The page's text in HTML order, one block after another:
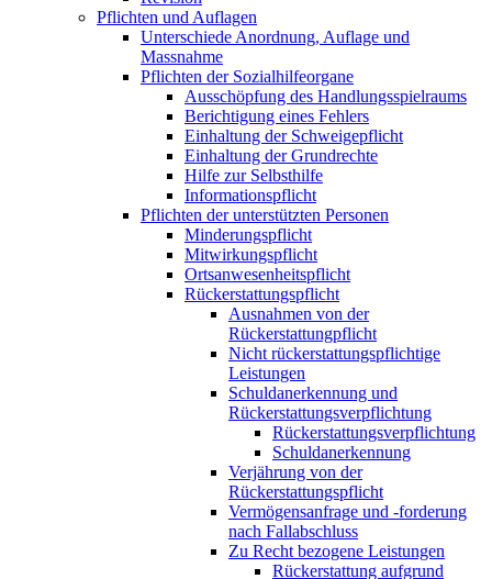
Pflichten und Auflagen
Unterschiede Anordnung, Auflage und
Massnahme
Pflichten der Sozialhilfeorgane
Ausschöpfung des Handlungsspielraums
Berichtigung eines Fehlers
Einhaltung der Schweigepflicht
Einhaltung der Grundrechte
Hilfe zur Selbsthilfe
Informationspflicht
Pflichten der unterstützten Personen
Minderungspflicht
Mitwirkungspflicht
Ortsanwesenheitspflicht
Rückerstattungspflicht
Ausnahmen von der
Rückerstattungpflicht
Nicht rückerstattungspflichtige
Leistungen
Schuldanerkennung und
Rückerstattungsverpflichtung
Rückerstattungsverpflichtung
Schuldanerkennung
Verjährung von der
Rückerstattungspflicht
Vermögensanfrage und -forderung
nach Fallabschluss
Zu Recht bezogene Leistungen
Rückerstattung aufgrund